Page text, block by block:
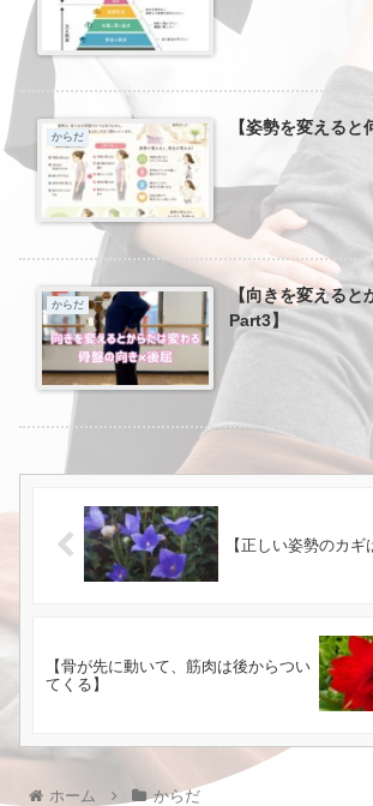
からだ 【姿勢を変えると
からだ
【向きを変えると
Part3】
【正しい姿勢のカギ
【骨が先に動いて、筋肉は後からつい
てくる】
ホーム からだ